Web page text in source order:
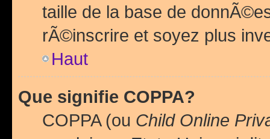
taille de la base de
rÃ©inscrire et soyez plus
Haut
Que signifie COPPA?
COPPA (ou Child Online